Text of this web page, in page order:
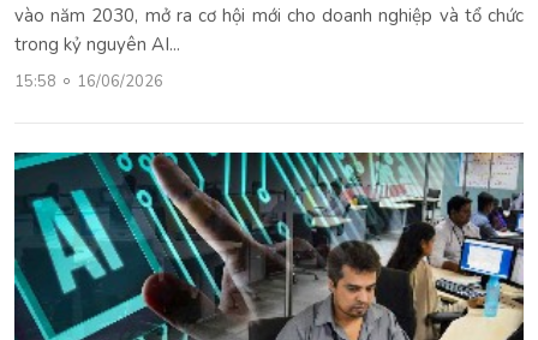
vào năm 2030, mở ra cơ hội mới cho doanh nghiệp và tổ chức
trong kỷ nguyên AI...
15:58 16/06/2026